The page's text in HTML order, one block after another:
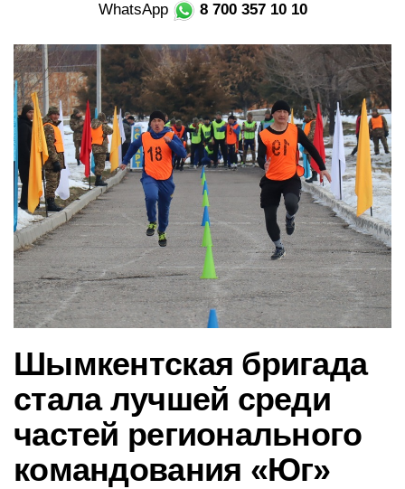
в
и
г
а
ц
и
ю
WhatsApp
8 700 357 10 10
Шымкентская бригада
стала лучшей среди
частей регионального
командования «Юг»